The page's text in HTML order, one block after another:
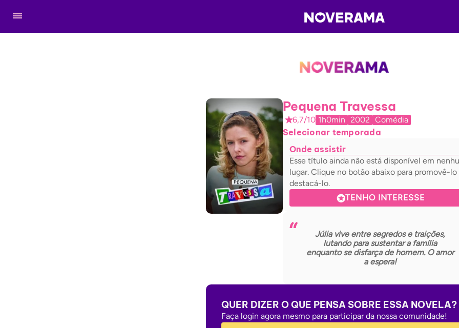
Pequena Travessa
6,7/10 1h0min 2002 Comédia
Selecionar temporada
Onde assistir
Esse título ainda não está disponível em
lugar. Clique no botão abaixo para promovê-lo
destacá-lo.
TENHO INTERESSE
Júlia vive entre segredos e traições,
lutando para sustentar a família
enquanto se disfarça de homem. O amor
a espera!
QUER DIZER O QUE PENSA SOBRE ESSA NOVELA?
Faça login agora mesmo para participar da nossa comunidade!